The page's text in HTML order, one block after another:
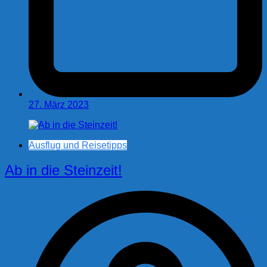
27. März 2023
Ausflug und Reisetipps
Ab in die Steinzeit!